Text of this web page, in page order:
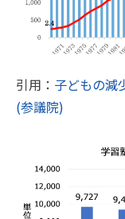
引用： 子どもの減
(参議院)